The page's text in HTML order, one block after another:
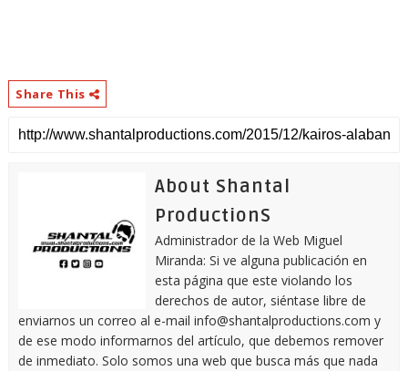
Share This
About Shantal
ProductionS
Administrador de la Web Miguel
Miranda: Si ve alguna publicación en
esta página que este violando los
derechos de autor, siéntase libre de
enviarnos un correo al e-mail info@shantalproductions.com y
de ese modo informarnos del artículo, que debemos remover
de inmediato. Solo somos una web que busca más que nada